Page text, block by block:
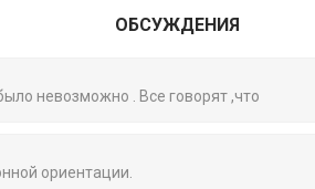
ОБСУЖДЕНИЯ
невозможно . Все говорят ,что
ориентации.